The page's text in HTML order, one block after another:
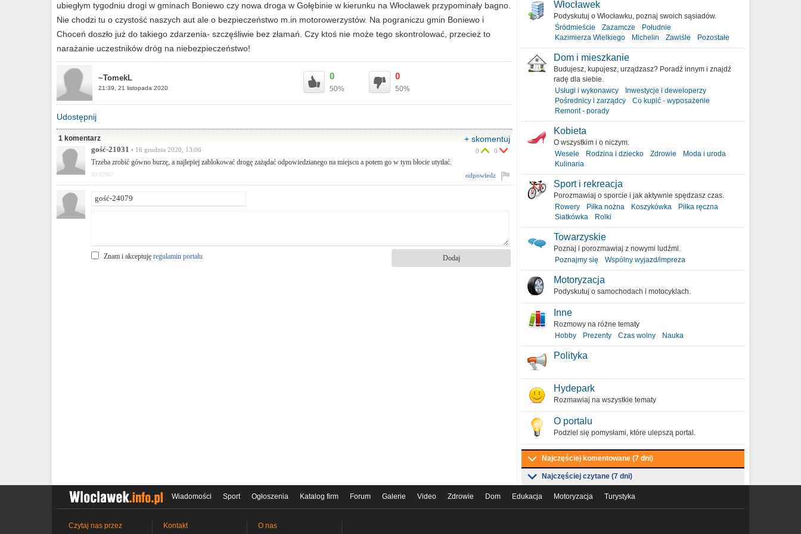
ubiegłym tygodniu drogi w gminach Boniewo czy nowa droga w Gołębinie w kierunku na Włocławek przypominały bagno.
Nie chodzi tu o czystość naszych aut ale o bezpieczeństwo m.in motorowerzystów. Na pograniczu gmin Boniewo i
Choceń doszło już do takiego zdarzenia- szczęśliwie bez złamań. Czy ktoś nie może tego skontrolować, przecież to
narażanie uczestników dróg na niebezpieczeństwo!
~TomekL
21:39, 21 listopada 2020
0
50%
0
50%
Udostępnij
1 komentarz + skomentuj
gość-21031 • 16 grudnia 2020, 13:06
Trzeba zrobić gówno burzę, a najlepiej zablokować drogę zażądać odpowiedzianego na miejscu a potem go w tym błocie utytłać.
0 0
odpowiedz
ID:82967
Znam i akceptuję regulamin portalu
Włocławek
Podyskutuj o Włocławku, poznaj swoich sąsiadów.
Śródmieście
Zazamcze
Południe
Kazimierza Wielkiego
Michelin Zawiśle Pozostałe
Dom i mieszkanie
Budujesz, kupujesz, urządzasz? Poradź innym i znajdź
radę dla siebie.
Usługi i wykonawcy
Inwestycje i deweloperzy
Pośrednicy i zarządcy
Co kupić - wyposażenie
Remont - porady
Kobieta
O wszystkim i o niczym.
Wesele
Rodzina i dziecko Zdrowie
Moda i uroda
Kulinaria
Sport i rekreacja
Porozmawiaj o sporcie i jak aktywnie spędzasz czas.
Rowery
Piłka nożna Koszykówka
Piłka ręczna
Siatkówka
Rolki
Towarzyskie
Poznaj i porozmawiaj z nowymi ludźmi.
Poznajmy się
Wspólny wyjazd/impreza
Motoryzacja
Podyskutuj o samochodach i motocyklach.
Inne
Rozmowy na różne tematy
Hobby
Prezenty Czas wolny Nauka
Polityka
Hydepark
Rozmawiaj na wszystkie tematy
O portalu
Podziel się pomysłami, które ulepszą portal.
Najczęściej komentowane (7 dni)
Najczęściej czytane (7 dni)
Wiadomości Sport Ogłoszenia Katalog firm Forum Galerie Video Zdrowie Dom Edukacja Motoryzacja Turystyka
Czytaj nas przez Kontakt O nas